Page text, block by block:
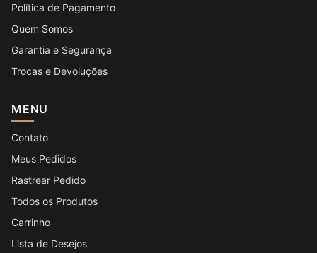
Política de Pagamento
Quem Somos
Garantia e Segurança
Trocas e Devoluções
MENU
Contato
Meus Pedidos
Rastrear Pedido
Todos os Produtos
Carrinho
Lista de Desejos